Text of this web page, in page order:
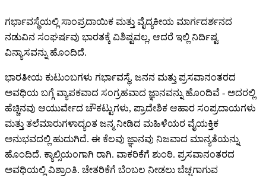
ಗರ್ಭಾವಸ್ಥೆಯಲ್ಲಿ ಸಾಂಪ್ರದಾಯಿಕ ಮತ್ತು ವೈದ್ಯಕೀಯ ಮಾರ್ಗದರ್ಶನದ
ನಡುವಿನ ಸಂಘರ್ಷವು ಭಾರತಕ್ಕೆ ವಿಶಿಷ್ಟವಲ್ಲ, ಆದರೆ ಇಲ್ಲಿ ನಿರ್ದಿಷ್ಟ
ವಿನ್ಯಾಸವನ್ನು ಹೊಂದಿದೆ.
ಭಾರತೀಯ ಕುಟುಂಬಗಳು ಗರ್ಭಾವಸ್ಥೆ, ಜನನ ಮತ್ತು ಪ್ರಸವಾನಂತರದ
ಅವಧಿಯ ಬಗ್ಗೆ ವ್ಯಾಪಕವಾದ ಸಂಗ್ರಹವಾದ ಜ್ಞಾನವನ್ನು ಹೊಂದಿವೆ - ಅದರಲ್ಲಿ
ಹೆಚ್ಚಿನವು ಆಯುರ್ವೇದ ಚೌಕಟ್ಟುಗಳು, ಪ್ರಾದೇಶಿಕ ಆಹಾರ ಸಂಪ್ರದಾಯಗಳು
ಮತ್ತು ತಲೆಮಾರುಗಳಾದ್ಯಂತ ಜನ್ಮ ನೀಡಿದ ಮಹಿಳೆಯರ ವೈಯಕ್ತಿಕ
ಅನುಭವದಲ್ಲಿ ಹುದುಗಿದೆ. ಈ ಕೆಲವು ಜ್ಞಾನವು ನಿಜವಾದ ಮಾನ್ಯತೆಯನ್ನು
ಹೊಂದಿದೆ. ಕ್ಯಾಲ್ಸಿಯಂಗಾಗಿ ರಾಗಿ. ವಾಕರಿಕೆಗೆ ಶುಂಠಿ. ಪ್ರಸವಾನಂತರದ
ಅವಧಿಯಲ್ಲಿ ವಿಶ್ರಾಂತಿ. ಚೇತರಿಕೆಗೆ ಬೆಂಬಲ ನೀಡಲು ಬೆಚ್ಚಗಾಗುವ